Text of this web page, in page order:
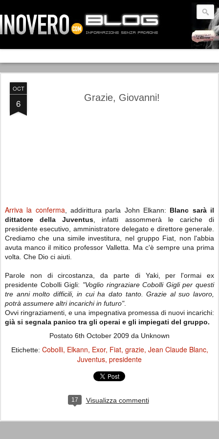
OCT
6 Grazie, Giovanni!
Arriva la conferma , addirittura parla John Elkann: Blanc sarà il
dittatore della Juventus , infatti assommerà le cariche di
presidente esecutivo, amministratore delegato e direttore generale.
Crediamo che una simile investitura, nel gruppo Fiat, non l'abbia
avuta manco il mitico professor Valletta. Ma c'è sempre una prima
volta. Che Dio ci aiuti.
Parole non di circostanza, da parte di Yaki, per l'ormai ex
presidente Cobolli Gigli: "Voglioringraziare Cobolli Gigli per questi
tre anni molto difficili, in cui ha dato tanto. Grazie al suo lavoro,
potrà assumere altri incarichi in futuro".
Ovvi ringraziamenti, e una impegnativa promessa di nuovi incarichi:
già si segnala panico tra gli operai e gli impiegati del gruppo.
Postato 6th October 2009 da Unknown
Etichette: Cobolli Elkann Exor Fiat grazie Jean Claude Blanc
Juventus presidente
17 Visualizza commenti